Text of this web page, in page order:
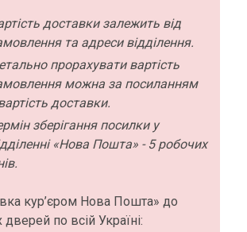
доставки залежить від
та адреси відділення.
прорахувати вартість
можна за посиланням
доставки.
зберігання посилки у
«Нова Пошта» - 5 робочих
кур’єром Нова Пошта» до
по всій Україні: